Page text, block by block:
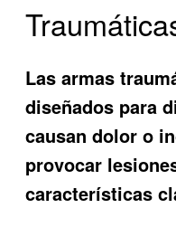
Las armas
diseñados para
causan dolor o
provocar
características